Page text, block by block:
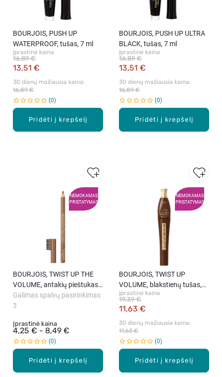
Pridėti į krepšelį
BOURJOIS, PUSH UP
WATERPROOF, tušas, 7 ml
Įprastinė kaina
13,51 €
16,89 €
30 dienų mažiausia kaina:
16,89 €
0
Pridėti į krepšelį
BOURJOIS, PUSH UP ULTRA
BLACK, tušas, 7 ml
Įprastinė kaina
13,51 €
16,89 €
30 dienų mažiausia kaina:
16,89 €
0
NEMOKAMAS
PRISTATYMAS
Pridėti į krepšelį
BOURJOIS, TWIST UP THE
VOLUME, antakių pieštukas,
1.4 g
Įprastinė kaina
4,25 € - 8,49 €
Galimas spalvų pasirinkimas
3
0
NEMOKAMAS
PRISTATYMAS
Pridėti į krepšelį
BOURJOIS, TWIST UP
VOLUME, blakstienų tušas,
BROWN, 8 ml.
Įprastinė kaina
11,63 €
19,39 €
30 dienų mažiausia kaina:
11,63 €
0